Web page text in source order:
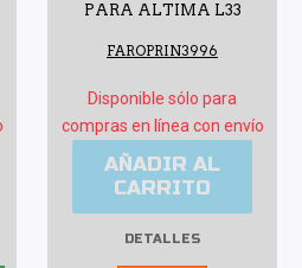
PARA ALTIMA L33
FAROPRIN3996
Disponible sólo para
compras en línea con envío
AÑADIR AL
CARRITO
DETALLES